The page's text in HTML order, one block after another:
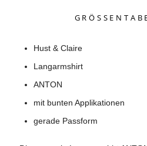
Hust & Claire
Langarmshirt
ANTON
mit bunten Applikationen
gerade Passform